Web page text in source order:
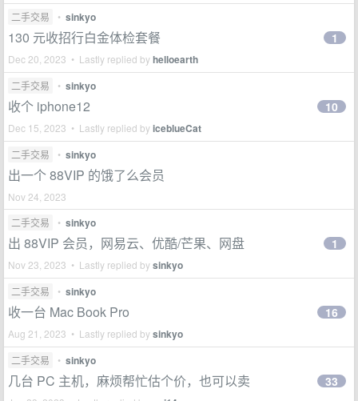
二手交易 • sinkyo
130 元收招行白金体检套餐
Dec 20, 2023 • Lastly replied byhelloearth
1
二手交易 • sinkyo
收个 iphone12
Dec 15, 2023 • Lastly replied byiceblueCat
10
二手交易 • sinkyo
出一个 88VIP 的饿了么会员
Nov 24, 2023
二手交易
• sinkyo
出 88VIP 会员，网易云、优酷/芒果、网盘
Nov 23, 2023 • Lastly replied bysinkyo
1
二手交易 • sinkyo
收一台 Mac Book Pro
Aug 21, 2023 • Lastly replied bysinkyo
16
二手交易 • sinkyo
几台 PC 主机，麻烦帮忙估个价，也可以卖 33